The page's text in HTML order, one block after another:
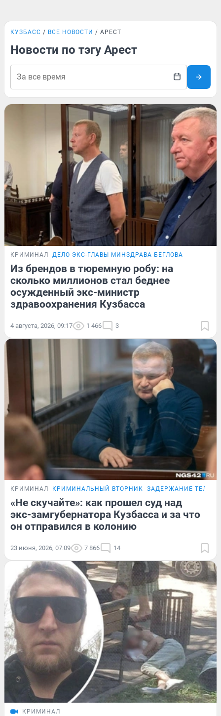
КУЗБАСС ВСЕ НОВОСТИ АРЕСТ
Новости по тэгу Арест
КРИМИНАЛ ДЕЛО ЭКС-ГЛАВЫ МИНЗДРАВА БЕГЛОВА
Из брендов в тюремную робу: на
сколько миллионов стал беднее
осужденный экс-министр
здравоохранения Кузбасса
4 августа, 2026, 09:17 1 466 3
КРИМИНАЛ КРИМИНАЛЬНЫЙ ВТОРНИК ЗАДЕРЖАНИЕ
«Не скучайте»: как прошел суд над
экс-замгубернатора Кузбасса и за что
он отправился в колонию
23 июня, 2026, 07:09 7 866 14
КРИМИНАЛ